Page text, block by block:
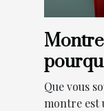
Que vous
montre est